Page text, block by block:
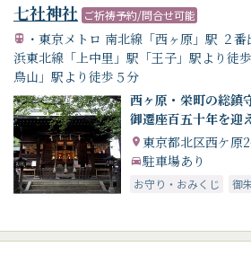
七社神社 ご祈祷予約/問合せ可能
・東京メトロ 南北線「西ヶ原」駅 ２
浜東北線「上中里」駅「王子」駅より徒
鳥山」駅より徒歩５分
西ヶ原・栄町の総鎮
御遷座百五十年を迎
東京都北区西ケ原
駐車場あり
お守り・おみくじ 御